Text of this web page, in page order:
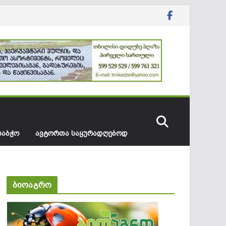
ᲐᲕᲢᲝᲠᲗᲐ ᲡᲐᲧᲣᲠᲐᲓᲦᲔᲑᲝᲓ
ბიოაგრო